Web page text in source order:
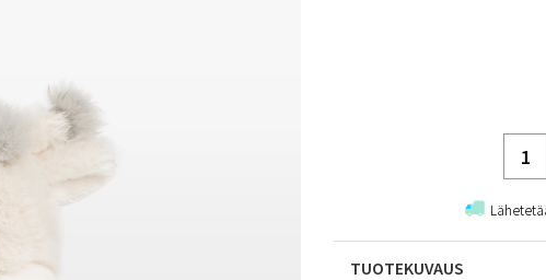
TUOTEKUVAUS